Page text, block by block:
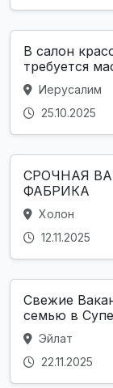
В салон
требуется
Иерусалим
25.10.2025
СРОЧНАЯ
ФАБРИКА
Холон
12.11.2025
Свежие
семью в
Эйлат
22.11.2025